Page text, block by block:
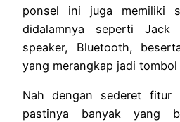
ponsel ini juga memiliki
didalamnya seperti
speaker, Bluetooth,
yang merangkap jadi tombol
Nah dengan sederet fitur
pastinya banyak yang